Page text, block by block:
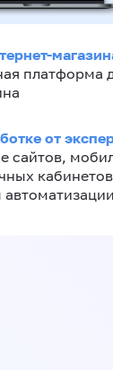
платформа
от
сайтов,